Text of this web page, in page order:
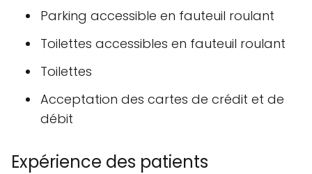
Parking accessible en fauteuil roulant
Toilettes accessibles en fauteuil roulant
Toilettes
Acceptation des cartes de crédit et de
débit
Expérience des patients